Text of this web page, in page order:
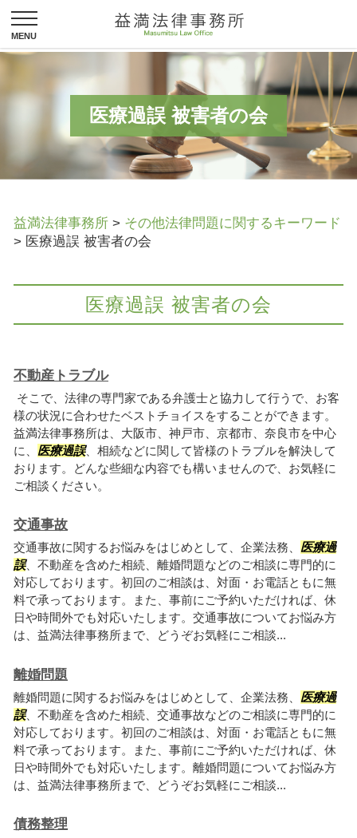
医療過誤 被害者の会
益満法律事務所 > その他法律問題に関するキーワード
> 医療過誤 被害者の会
医療過誤 被害者の会
不動産トラブル
そこで、法律の専門家である弁護士と協力して行うで、お客
様の状況に合わせたベストチョイスをすることができます。
益満法律事務所は、大阪市、神戸市、京都市、奈良市を中心
に、 医療過誤、相続などに関して皆様のトラブルを解決して
おります。どんな些細な内容でも構いませんので、お気軽に
ご相談ください。
交通事故
交通事故に関するお悩みをはじめとして、企業法務、 医療過
誤、不動産を含めた相続、離婚問題などのご相談に専門的に
対応しております。初回のご相談は、対面・お電話ともに無
料で承っております。また、事前にご予約いただければ、休
日や時間外でも対応いたします。交通事故についてお悩み方
は、益満法律事務所まで、どうぞお気軽にご相談...
離婚問題
離婚問題に関するお悩みをはじめとして、企業法務、 医療過
誤、不動産を含めた相続、交通事故などのご相談に専門的に
対応しております。初回のご相談は、対面・お電話ともに無
料で承っております。また、事前にご予約いただければ、休
日や時間外でも対応いたします。離婚問題についてお悩み方
は、益満法律事務所まで、どうぞお気軽にご相談...
債務整理